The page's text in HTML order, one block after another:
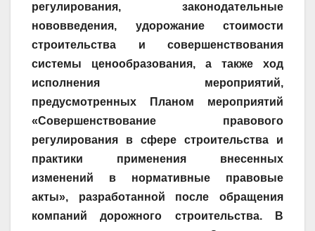
регулирования, законодательные
нововведения, удорожание стоимости
строительства и совершенствования
системы ценообразования, а также ход
исполнения мероприятий,
предусмотренных Планом мероприятий
«Совершенствование правового
регулирования в сфере строительства и
практики применения внесенных
изменений в нормативные правовые
акты», разработанной после обращения
компаний дорожного строительства. В